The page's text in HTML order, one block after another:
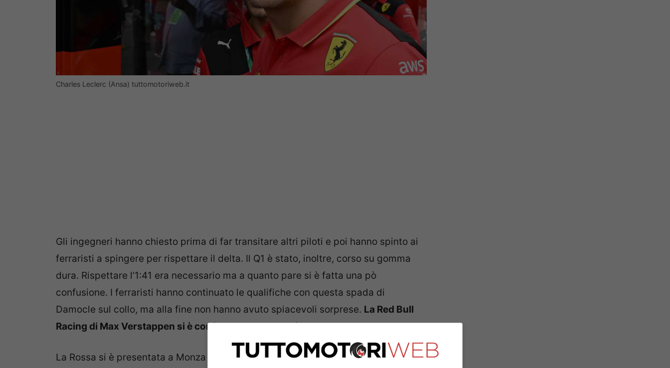
Charles Leclerc (Ansa) tuttomotoriweb.it
Gli ingegneri hanno chiesto prima di far transitare altri piloti e poi hanno spinto ai
ferraristi a spingere per rispettare il delta. Il Q1 è stato, inoltre, corso su gomma
dura. Rispettare l’1:41 era necessario ma a quanto pare si è fatta una pò
confusione. I ferraristi hanno continuato le qualifiche con questa spada di
Damocle sul collo, ma alla fine non hanno avuto spiacevoli sorprese. La Red Bull
Racing di Max Verstappen si è confermata al top, così come la Williams con Albon.
La Rossa si è presentata a Monza con una livrea celebrativa per la vittoria a Le